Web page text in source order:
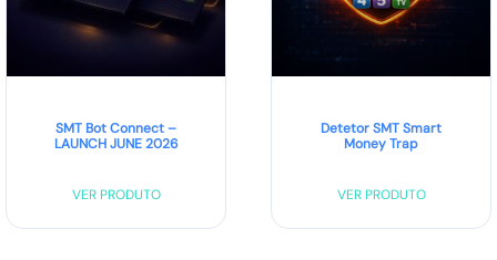
SMT Bot Connect –
LAUNCH JUNE 2026
VER PRODUTO
Detetor SMT Smart
Money Trap
VER PRODUTO